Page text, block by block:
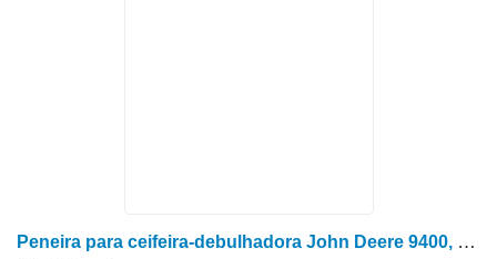
Peneira para ceifeira-debulhadora John Deere 9400, 9410, 9450, 9500, 9500SH, 9510, 9510SH, 9550, 9550SH, 9560 Passend